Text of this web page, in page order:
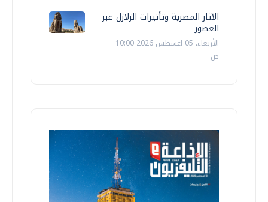
الآثار المصرية وتأثيرات الزلازل عبر
العصور
الأربعاء، 05 اغسطس 2026 10:00
ص